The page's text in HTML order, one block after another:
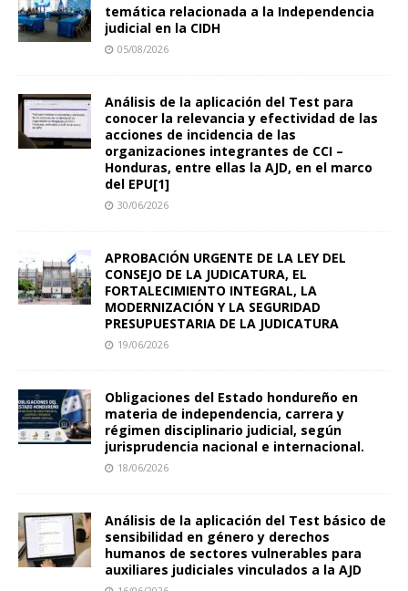
temática relacionada a la Independencia
judicial en la CIDH
05/08/2026
Análisis de la aplicación del Test para
conocer la relevancia y efectividad de las
acciones de incidencia de las
organizaciones integrantes de CCI –
Honduras, entre ellas la AJD, en el marco
del EPU[1]
30/06/2026
APROBACIÓN URGENTE DE LA LEY DEL
CONSEJO DE LA JUDICATURA, EL
FORTALECIMIENTO INTEGRAL, LA
MODERNIZACIÓN Y LA SEGURIDAD
PRESUPUESTARIA DE LA JUDICATURA
19/06/2026
Obligaciones del Estado hondureño en
materia de independencia, carrera y
régimen disciplinario judicial, según
jurisprudencia nacional e internacional.
18/06/2026
Análisis de la aplicación del Test básico de
sensibilidad en género y derechos
humanos de sectores vulnerables para
auxiliares judiciales vinculados a la AJD